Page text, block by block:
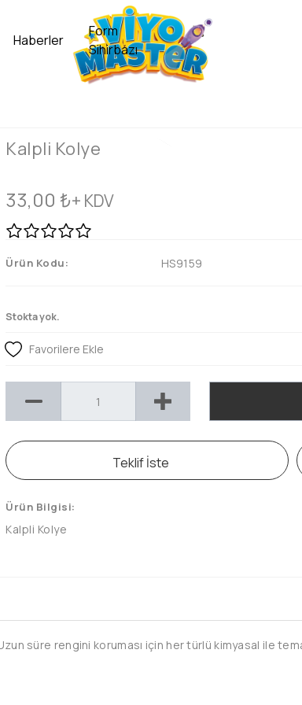
Kalpli Kolye
33,00 ₺+ KDV
Ürün Kodu: HS9159
Stokta yok.
Favorilere Ekle
Teklif İste
Ürün Bilgisi:
Kalpli Kolye
süre rengini koruması için her türlü kimyasal ile
Haberler
Form
Sihirbazı